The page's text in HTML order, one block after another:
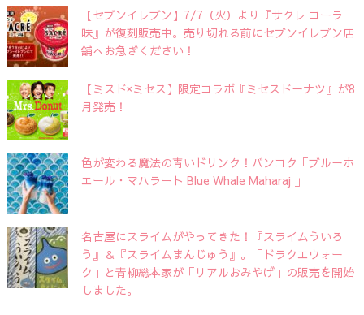
【セブンイレブン】7/7（火）より『サクレ コーラ
味』が復刻販売中。売り切れる前にセブンイレブン店
舗へお急ぎください！
【ミスド×ミセス】限定コラボ『ミセスドーナツ』が8
月発売！
色が変わる魔法の青いドリンク！バンコク「ブルーホ
エール・マハラート Blue Whale Maharaj 」
名古屋にスライムがやってきた！『スライムういろ
う』＆『スライムまんじゅう』。「ドラクエウォー
ク」と青柳総本家が「リアルおみやげ」の販売を開始
しました。